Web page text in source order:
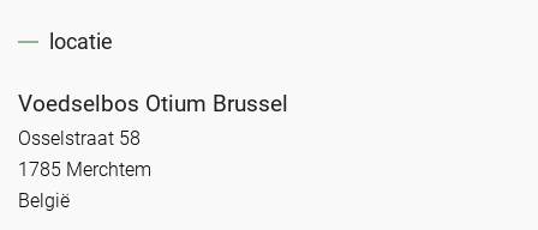
locatie
Voedselbos Otium Brussel
Osselstraat 58
1785 Merchtem
België